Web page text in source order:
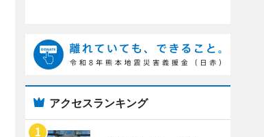
アクセスランキング